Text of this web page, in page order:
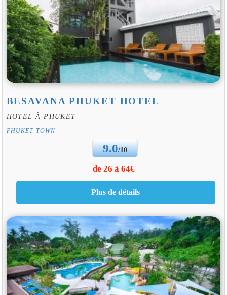
BESAVANA PHUKET HOTEL
HOTEL À PHUKET
PHUKET TOWN
9.0/10
de 26 à 64€